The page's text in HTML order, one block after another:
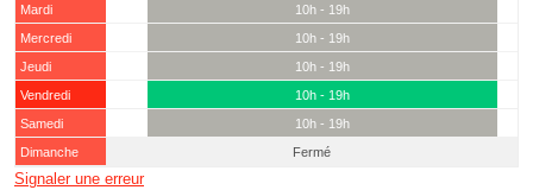
Mardi
10h - 19h
Mercredi
10h - 19h
Jeudi
10h - 19h
Vendredi
10h - 19h
Samedi
10h - 19h
Dimanche
Fermé
Signaler une erreur